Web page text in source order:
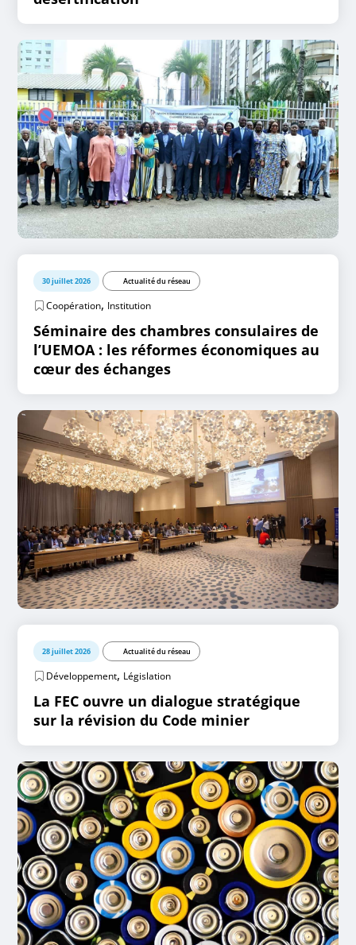
30 juillet 2026 Actualité du réseau
Coopération, Institution
Séminaire des chambres consulaires de
l’UEMOA : les réformes économiques au
cœur des échanges
28 juillet 2026 Actualité du réseau
Développement, Législation
La FEC ouvre un dialogue stratégique
sur la révision du Code minier